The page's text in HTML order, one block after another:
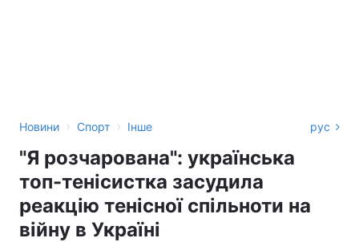
Новини › Спорт › Інше рус
"Я розчарована": українська
топ-тенісистка засудила
реакцію тенісної спільноти на
війну в Україні